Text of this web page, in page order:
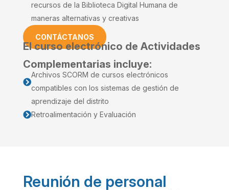
recursos de la Biblioteca Digital Humana de
maneras alternativas y creativas
CONTÁCTANOS
El curso electrónico de Actividades
Complementarias incluye:

Archivos SCORM de cursos electrónicos
compatibles con los sistemas de gestión de
aprendizaje del distrito
Retroalimentación y Evaluación
Reunión de personal